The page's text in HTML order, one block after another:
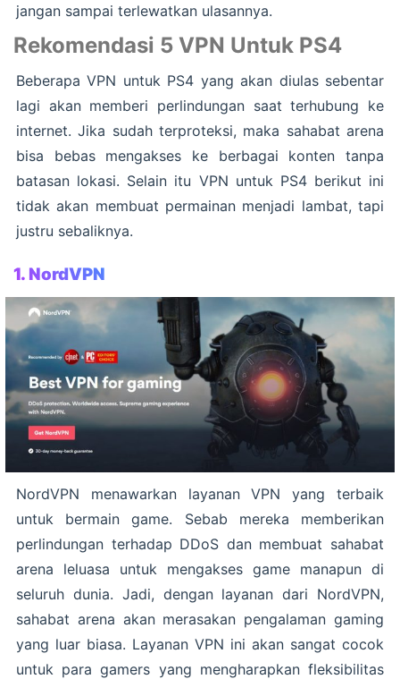
jangan sampai terlewatkan ulasannya.
Rekomendasi 5 VPN Untuk PS4
Beberapa VPN untuk PS4 yang akan diulas sebentar
lagi akan memberi perlindungan saat terhubung ke
internet. Jika sudah terproteksi, maka sahabat arena
bisa bebas mengakses ke berbagai konten tanpa
batasan lokasi. Selain itu VPN untuk PS4 berikut ini
tidak akan membuat permainan menjadi lambat, tapi
justru sebaliknya.
1. NordVPN
NordVPN menawarkan layanan VPN yang terbaik
untuk bermain game. Sebab mereka memberikan
perlindungan terhadap DDoS dan membuat sahabat
arena leluasa untuk mengakses game manapun di
seluruh dunia. Jadi, dengan layanan dari NordVPN,
sahabat arena akan merasakan pengalaman gaming
yang luar biasa. Layanan VPN ini akan sangat cocok
untuk para gamers yang mengharapkan fleksibilitas